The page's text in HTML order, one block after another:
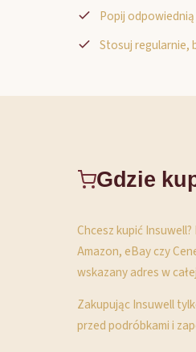
Popij
Stosuj regularnie,
Gdzie
Chcesz kupić
Amazon, eBay czy
wskazany adres w
Zakupując Insuwell
przed podróbkami i